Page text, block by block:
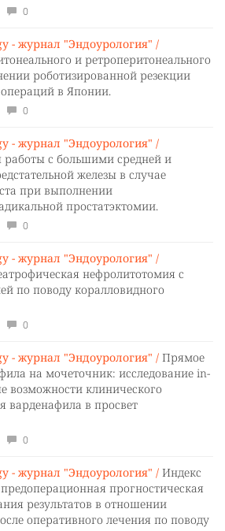
0
- журнал "Эндоурология" /
и ретроперитонеального
роботизированной резекции
в Японии.
0
- журнал "Эндоурология" /
работы с большими средней и
железы в случае
при выполнении
простатэктомии.
0
- журнал "Эндоурология" /
нефролитотомия с
по поводу коралловидного
0
- журнал "Эндоурология" / Прямое
на мочеточник: исследование in-
возможности клинического
варденафила в просвет
0
- журнал "Эндоурология" / Индекс
прогностическая
результатов в отношении
оперативного лечения по поводу